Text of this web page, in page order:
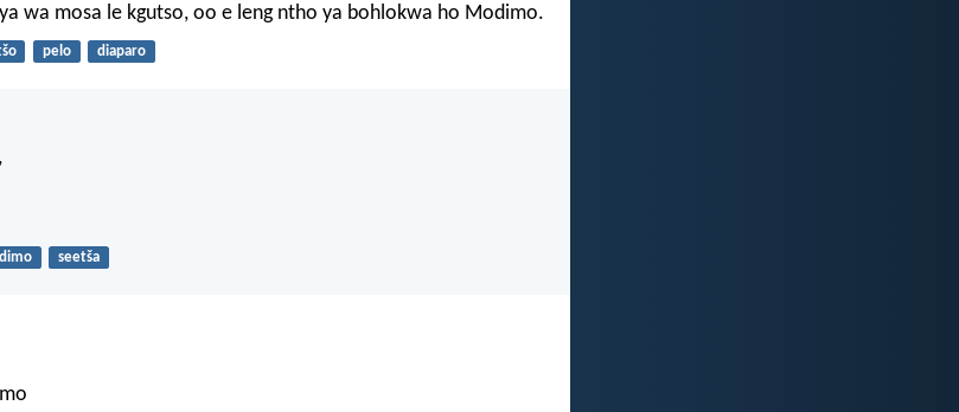
wa mosa le kgutso, oo e leng ntho ya bohlokwa ho Modimo.
pelo diaparo
seetša